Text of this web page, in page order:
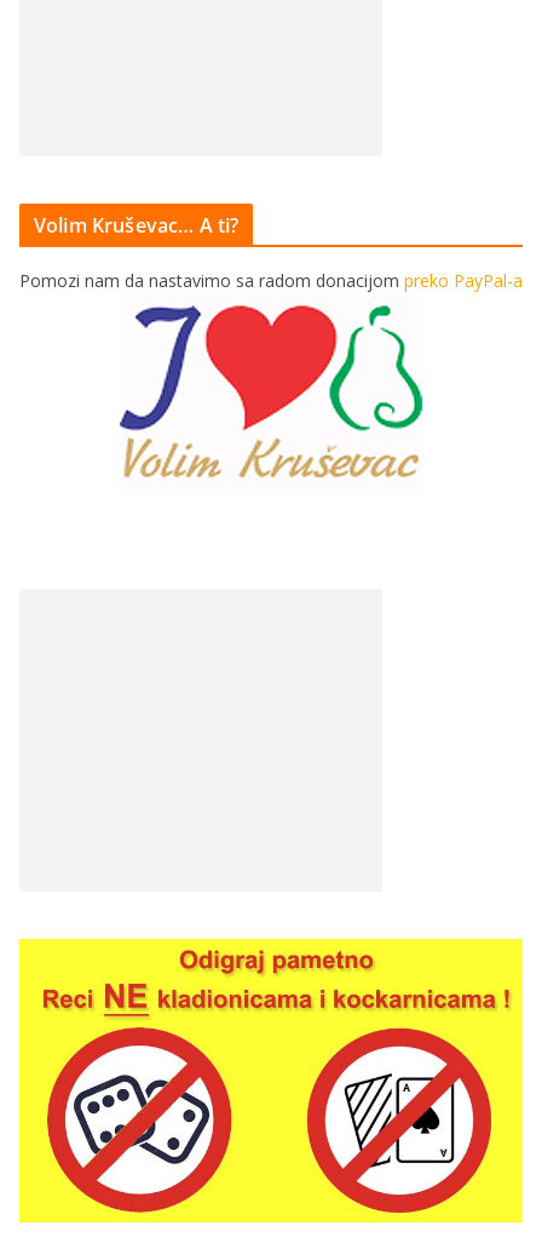
Volim Kruševac… A ti?
Pomozi nam da nastavimo sa radom donacijom preko PayPal-a